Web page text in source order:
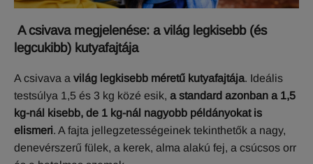
A csivava megjelenése: a világ legkisebb (és
legcukibb) kutyafajtája
A csivava a világ legkisebb méretű kutyafajtája. Ideális
testsúlya 1,5 és 3 kg közé esik, a standard azonban a 1,5
kg-nál kisebb, de 1 kg-nál nagyobb példányokat is
elismeri. A fajta jellegzetességeinek tekinthetők a nagy,
denevérszerű fülek, a kerek, alma alakú fej, a csúcsos orr